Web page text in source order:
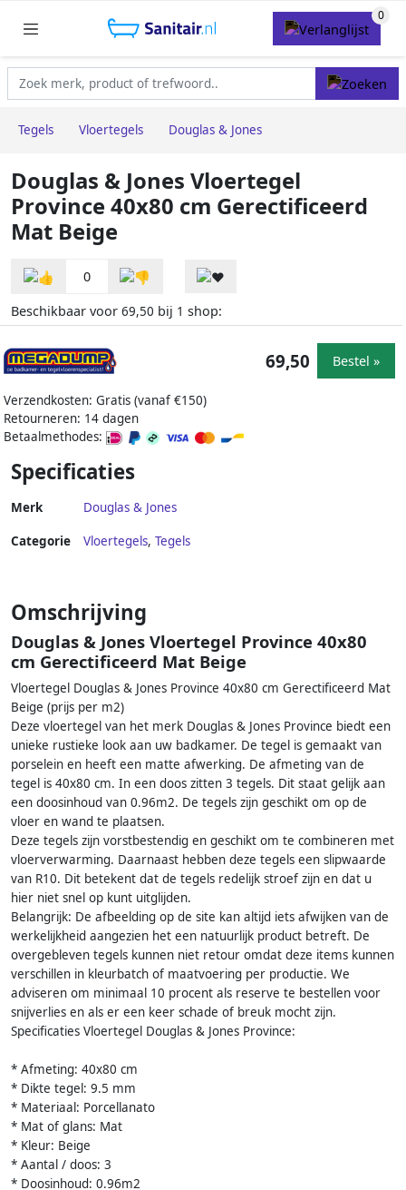
Tegels Vloertegels Douglas & Jones
Douglas & Jones Vloertegel
Province 40x80 cm Gerectificeerd
Mat Beige
0
Beschikbaar voor 69,50 bij 1 shop:
Verzendkosten: Gratis (vanaf €150)
Retourneren: 14 dagen
Betaalmethodes:
69,50 Bestel »
Specificaties
Merk Douglas & Jones
Categorie Vloertegels, Tegels
Omschrijving
Douglas & Jones Vloertegel Province 40x80
cm Gerectificeerd Mat Beige
Vloertegel Douglas & Jones Province 40x80 cm Gerectificeerd Mat
Beige (prijs per m2)
Deze vloertegel van het merk Douglas & Jones Province biedt een
unieke rustieke look aan uw badkamer. De tegel is gemaakt van
porselein en heeft een matte afwerking. De afmeting van de
tegel is 40x80 cm. In een doos zitten 3 tegels. Dit staat gelijk aan
een doosinhoud van 0.96m2. De tegels zijn geschikt om op de
vloer en wand te plaatsen.
Deze tegels zijn vorstbestendig en geschikt om te combineren met
vloerverwarming. Daarnaast hebben deze tegels een slipwaarde
van R10. Dit betekent dat de tegels redelijk stroef zijn en dat u
hier niet snel op kunt uitglijden.
Belangrijk: De afbeelding op de site kan altijd iets afwijken van de
werkelijkheid aangezien het een natuurlijk product betreft. De
overgebleven tegels kunnen niet retour omdat deze items kunnen
verschillen in kleurbatch of maatvoering per productie. We
adviseren om minimaal 10 procent als reserve te bestellen voor
snijverlies en als er een keer schade of breuk mocht zijn.
Specificaties Vloertegel Douglas & Jones Province:
* Afmeting: 40x80 cm
* Dikte tegel: 9.5 mm
* Materiaal: Porcellanato
* Mat of glans: Mat
* Kleur: Beige
* Aantal / doos: 3
* Doosinhoud: 0.96m2